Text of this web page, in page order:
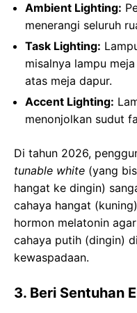
Ambient Lighting:
menerangi seluruh
Task Lighting:
misalnya lampu
atas meja dapur.
Accent Lighting:
menonjolkan sudut
Di tahun 2026,
tunable white (yang
hangat ke dingin)
cahaya hangat
hormon melatonin
cahaya putih (dingin)
kewaspadaan.
3. Beri Sentuhan